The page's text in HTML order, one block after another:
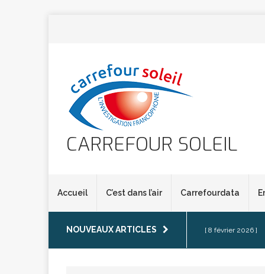
CARREFOUR SOLEIL
Accueil C’est dans l’air Carrefourdata
NOUVEAUX ARTICLES [ 8 février 2026 ]